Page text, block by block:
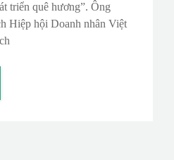
triển quê hương”. Ông
Hiệp hội Doanh nhân Việt